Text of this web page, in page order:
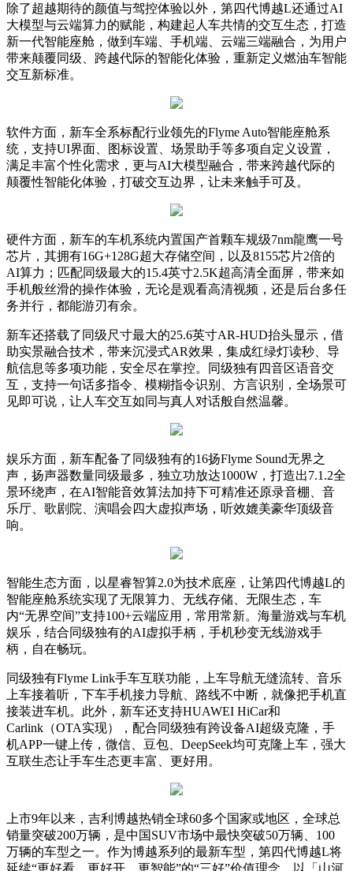
除了超越期待的颜值与驾控体验以外，第四代博越L还通过AI
大模型与云端算力的赋能，构建起人车共情的交互生态，打造
新一代智能座舱，做到车端、手机端、云端三端融合，为用户
带来颠覆同级、跨越代际的智能化体验，重新定义燃油车智能
交互新标准。
软件方面，新车全系标配行业领先的Flyme Auto智能座舱系
统，支持UI界面、图标设置、场景助手等多项自定义设置，
满足丰富个性化需求，更与AI大模型融合，带来跨越代际的
颠覆性智能化体验，打破交互边界，让未来触手可及。
硬件方面，新车的车机系统内置国产首颗车规级7nm龍鹰一号
芯片，其拥有16G+128G超大存储空间，以及8155芯片2倍的
AI算力；匹配同级最大的15.4英寸2.5K超高清全面屏，带来如
手机般丝滑的操作体验，无论是观看高清视频，还是后台多任
务并行，都能游刃有余。
新车还搭载了同级尺寸最大的25.6英寸AR-HUD抬头显示，借
助实景融合技术，带来沉浸式AR效果，集成红绿灯读秒、导
航信息等多项功能，安全尽在掌控。同级独有四音区语音交
互，支持一句话多指令、模糊指令识别、方言识别，全场景可
见即可说，让人车交互如同与真人对话般自然温馨。
娱乐方面，新车配备了同级独有的16扬Flyme Sound无界之
声，扬声器数量同级最多，独立功放达1000W，打造出7.1.2全
景环绕声，在AI智能音效算法加持下可精准还原录音棚、音
乐厅、歌剧院、演唱会四大虚拟声场，听效媲美豪华顶级音
响。
智能生态方面，以星睿智算2.0为技术底座，让第四代博越L的
智能座舱系统实现了无限算力、无线存储、无限生态，车
内“无界空间”支持100+云端应用，常用常新。海量游戏与车机
娱乐，结合同级独有的AI虚拟手柄，手机秒变无线游戏手
柄，自在畅玩。
同级独有Flyme Link手车互联功能，上车导航无缝流转、音乐
上车接着听，下车手机接力导航、路线不中断，就像把手机直
接装进车机。此外，新车还支持HUAWEI HiCar和
Carlink（OTA实现），配合同级独有跨设备AI超级克隆，手
机APP一键上传，微信、豆包、DeepSeek均可克隆上车，强大
互联生态让手车生态更丰富、更好用。
上市9年以来，吉利博越热销全球60多个国家或地区，全球总
销量突破200万辆，是中国SUV市场中最快突破50万辆、100
万辆的车型之一。作为博越系列的最新车型，第四代博越L将
延续“更好看、更好开、更智能”的“三好”价值理念，以「山河